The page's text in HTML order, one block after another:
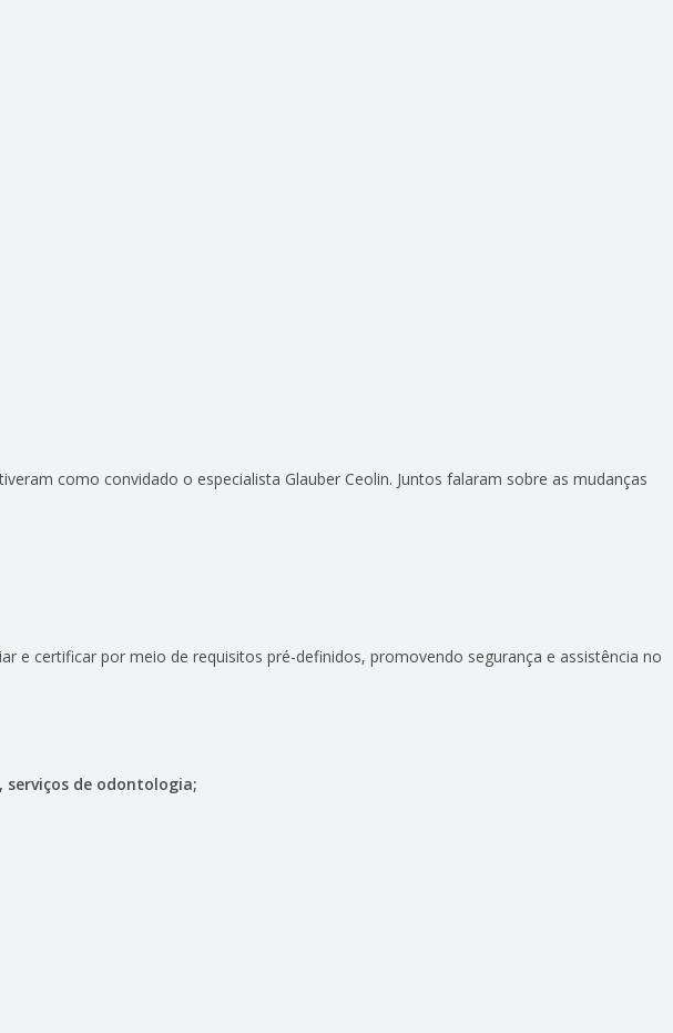
como convidado o especialista Glauber Ceolin. Juntos falaram sobre as mudanças
e certificar por meio de requisitos pré-definidos, promovendo segurança e assistência no
de odontologia;